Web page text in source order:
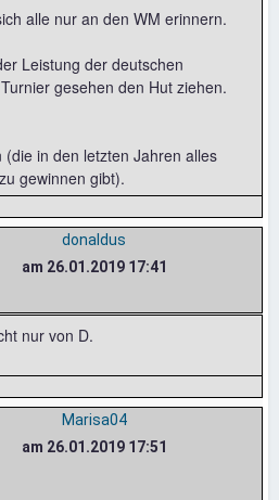
alle nur an den WM erinnern.
Leistung der deutschen
gesehen den Hut ziehen.
in den letzten Jahren alles
gewinnen gibt).
donaldus
am 26.01.2019 17:41
nur von D.
Marisa04
am 26.01.2019 17:51